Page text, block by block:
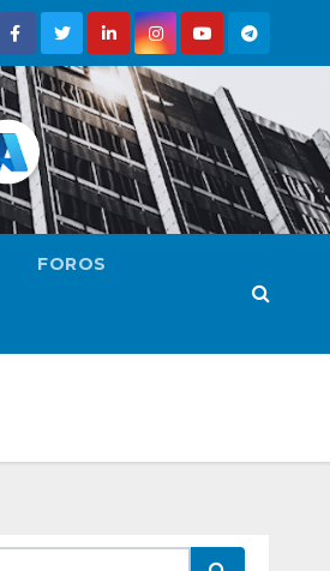
FOROS